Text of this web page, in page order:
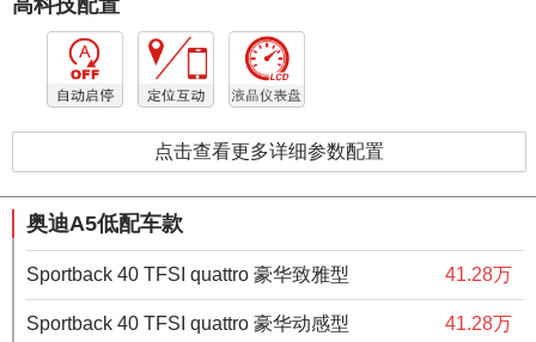
高科技配置
点击查看更多详细参数配置
奥迪A5低配车款
Sportback 40 TFSI quattro 豪华致雅型 41.28万
Sportback 40 TFSI quattro 豪华动感型 41.28万